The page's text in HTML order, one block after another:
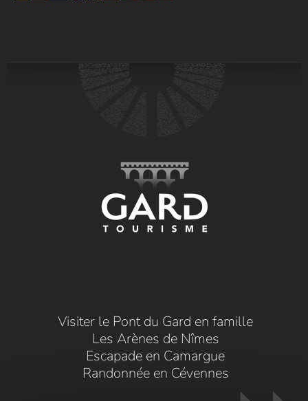
Visiter le Pont du Gard en famille
Les Arènes de Nîmes
Escapade en Camargue
Randonnée en Cévennes